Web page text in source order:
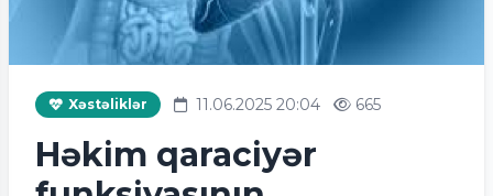
Xəstəliklər 11.06.2025 20:04 665
Həkim qaraciyər